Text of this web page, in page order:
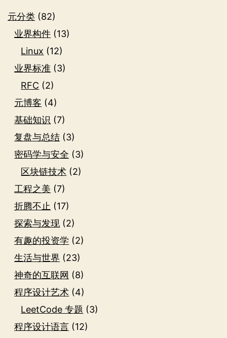
元分类 (82)
业界构件 (13)
Linux (12)
业界标准 (3)
RFC (2)
元博客 (4)
基础知识 (7)
复盘与总结 (3)
密码学与安全 (3)
区块链技术 (2)
工程之美 (7)
折腾不止 (17)
探索与发现 (2)
有趣的投资学 (2)
生活与世界 (23)
神奇的互联网 (8)
程序设计艺术 (4)
LeetCode 专题 (3)
程序设计语言 (12)